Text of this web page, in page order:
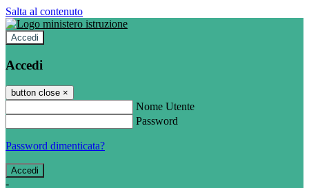
Salta al contenuto
Accedi
Accedi
button close ×
Nome Utente
Password
Password dimenticata?
-